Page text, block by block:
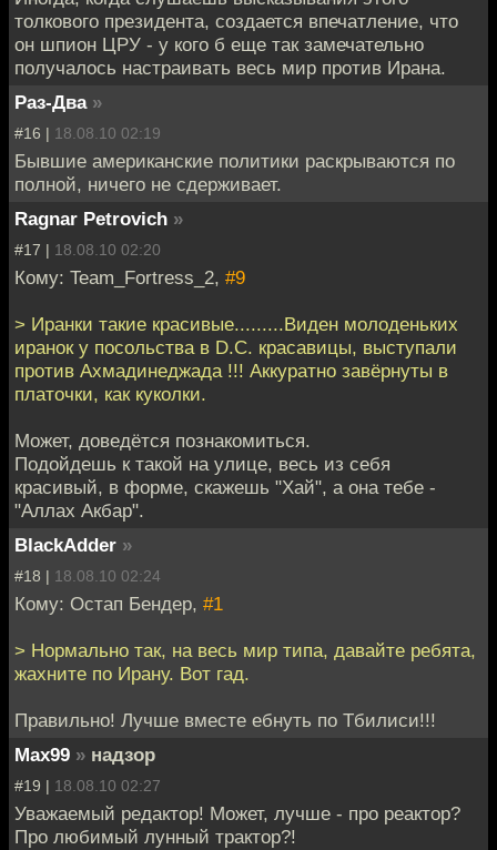
толкового президента, создается впечатление, что
он шпион ЦРУ - у кого б еще так замечательно
получалось настраивать весь мир против Ирана.
Раз-Два »
#16 | 18.08.10 02:19
Бывшие американские политики раскрываются по
полной, ничего не сдерживает.
Ragnar Petrovich »
#17 | 18.08.10 02:20
Кому: Team_Fortress_2, #9
> Иранки такие красивые.........Виден молоденьких
иранок у посольства в D.C. красавицы, выступали
против Ахмадинеджада !!! Аккуратно завёрнуты в
платочки, как куколки.
Может, доведётся познакомиться.
Подойдешь к такой на улице, весь из себя
красивый, в форме, скажешь "Хай", а она тебе -
"Аллах Акбар".
BlackAdder »
#18 | 18.08.10 02:24
Кому: Остап Бендер, #1
> Нормально так, на весь мир типа, давайте ребята,
жахните по Ирану. Вот гад.
Правильно! Лучше вместе ебнуть по Тбилиси!!!
Max99 » надзор
#19 | 18.08.10 02:27
Уважаемый редактор! Может, лучше - про реактор?
Про любимый лунный трактор?!